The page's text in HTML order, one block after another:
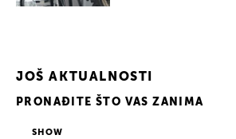
JOŠ AKTUALNOSTI
PRONAĐITE ŠTO VAS ZANIMA
SHOW